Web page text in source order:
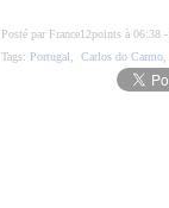
Posté par France12points à 06:38 -
Tags: Portugal Carlos do Carmo